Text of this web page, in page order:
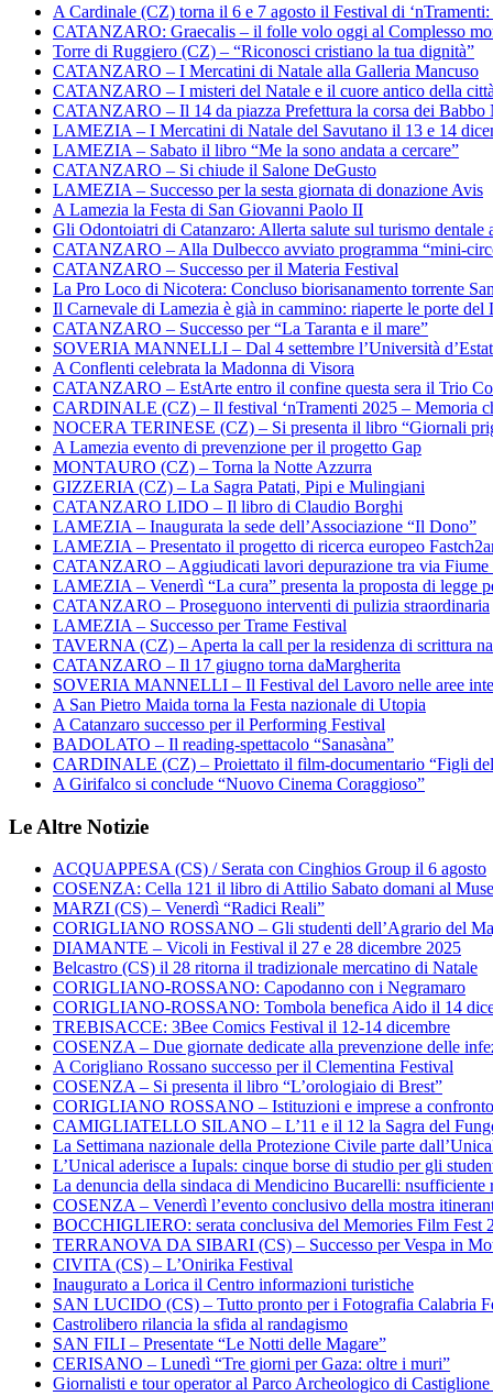
A Cardinale (CZ) torna il 6 e 7 agosto il Festival di ‘nTramenti:
CATANZARO: Graecalis – il folle volo oggi al Complesso
Torre di Ruggiero (CZ) – “Riconosci cristiano la tua dignità”
CATANZARO – I Mercatini di Natale alla Galleria Mancuso
CATANZARO – I misteri del Natale e il cuore antico della
CATANZARO – Il 14 da piazza Prefettura la corsa dei Babbo
LAMEZIA – I Mercatini di Natale del Savutano il 13 e 14
LAMEZIA – Sabato il libro “Me la sono andata a cercare”
CATANZARO – Si chiude il Salone DeGusto
LAMEZIA – Successo per la sesta giornata di donazione Avis
A Lamezia la Festa di San Giovanni Paolo II
Gli Odontoiatri di Catanzaro: Allerta salute sul turismo dentale
CATANZARO – Alla Dulbecco avviato programma “mini-
CATANZARO – Successo per il Materia Festival
La Pro Loco di Nicotera: Concluso biorisanamento torrente
Il Carnevale di Lamezia è già in cammino: riaperte le porte
CATANZARO – Successo per “La Taranta e il mare”
SOVERIA MANNELLI – Dal 4 settembre l’Università
A Conflenti celebrata la Madonna di Visora
CATANZARO – EstArte entro il confine questa sera il Trio
CARDINALE (CZ) – Il festival ‘nTramenti 2025 – Memoria
NOCERA TERINESE (CZ) – Si presenta il libro “Giornali
A Lamezia evento di prevenzione per il progetto Gap
MONTAURO (CZ) – Torna la Notte Azzurra
GIZZERIA (CZ) – La Sagra Patati, Pipi e Mulingiani
CATANZARO LIDO – Il libro di Claudio Borghi
LAMEZIA – Inaugurata la sede dell’Associazione “Il Dono”
LAMEZIA – Presentato il progetto di ricerca europeo
CATANZARO – Aggiudicati lavori depurazione tra via Fiume
LAMEZIA – Venerdì “La cura” presenta la proposta di legge
CATANZARO – Proseguono interventi di pulizia straordinaria
LAMEZIA – Successo per Trame Festival
TAVERNA (CZ) – Aperta la call per la residenza di scrittura
CATANZARO – Il 17 giugno torna daMargherita
SOVERIA MANNELLI – Il Festival del Lavoro nelle aree
A San Pietro Maida torna la Festa nazionale di Utopia
A Catanzaro successo per il Performing Festival
BADOLATO – Il reading-spettacolo “Sanasàna”
CARDINALE (CZ) – Proiettato il film-documentario “Figli
A Girifalco si conclude “Nuovo Cinema Coraggioso”
Le Altre Notizie
ACQUAPPESA (CS) / Serata con Cinghios Group il 6 agosto
COSENZA: Cella 121 il libro di Attilio Sabato domani al
MARZI (CS) – Venerdì “Radici Reali”
CORIGLIANO ROSSANO – Gli studenti dell’Agrario del
DIAMANTE – Vicoli in Festival il 27 e 28 dicembre 2025
Belcastro (CS) il 28 ritorna il tradizionale mercatino di Natale
CORIGLIANO-ROSSANO: Capodanno con i Negramaro
CORIGLIANO-ROSSANO: Tombola benefica Aido il 14
TREBISACCE: 3Bee Comics Festival il 12-14 dicembre
COSENZA – Due giornate dedicate alla prevenzione delle
A Corigliano Rossano successo per il Clementina Festival
COSENZA – Si presenta il libro “L’orologiaio di Brest”
CORIGLIANO ROSSANO – Istituzioni e imprese a
CAMIGLIATELLO SILANO – L’11 e il 12 la Sagra del
La Settimana nazionale della Protezione Civile parte
L’Unical aderisce a Iupals: cinque borse di studio per gli
La denuncia della sindaca di Mendicino Bucarelli:
COSENZA – Venerdì l’evento conclusivo della mostra
BOCCHIGLIERO: serata conclusiva del Memories Film Fest
TERRANOVA DA SIBARI (CS) – Successo per Vespa in
CIVITA (CS) – L’Onirika Festival
Inaugurato a Lorica il Centro informazioni turistiche
SAN LUCIDO (CS) – Tutto pronto per i Fotografia Calabria
Castrolibero rilancia la sfida al randagismo
SAN FILI – Presentate “Le Notti delle Magare”
CERISANO – Lunedì “Tre giorni per Gaza: oltre i muri”
Giornalisti e tour operator al Parco Archeologico di